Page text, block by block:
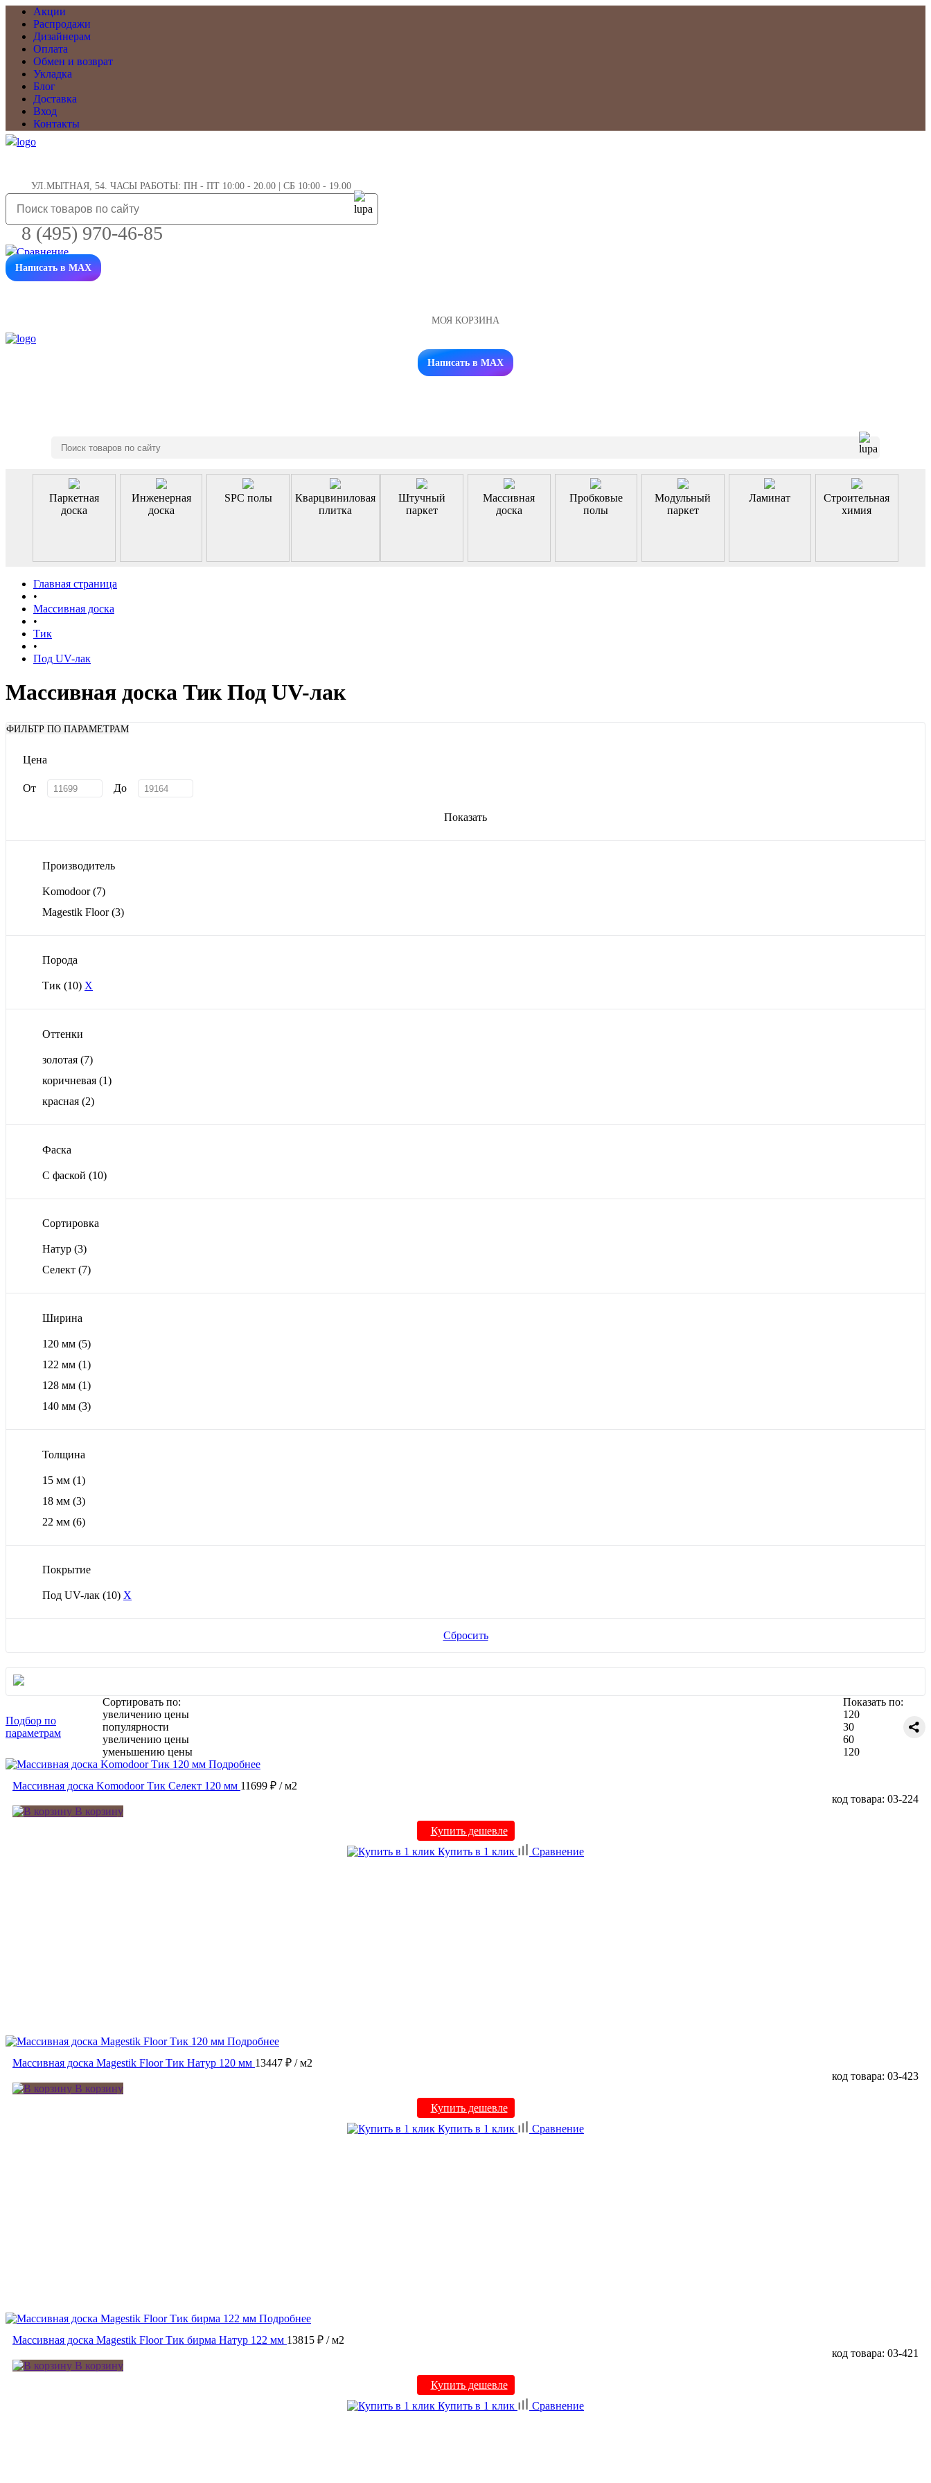
Акции
Распродажи
Дизайнерам
Оплата
Обмен и возврат
Укладка
Блог
Доставка
Вход
Контакты
УЛ.МЫТНАЯ, 54. ЧАСЫ РАБОТЫ: ПН - ПТ 10:00 - 20.00 | СБ 10:00 - 19.00
8 (495) 970-46-85
Написать в MAX
МОЯ КОРЗИНА
Заказать звонок
Написать в MAX
Паркетная
доска
Инженерная
доска
SPC полы
Кварцвиниловая
плитка
Штучный
паркет
Массивная
доска
Пробковые
полы
Модульный
паркет
Ламинат
Строительная
химия
Главная страница
•
Массивная доска
•
Тик
•
Под UV-лак
Массивная доска Тик Под UV-лак
ФИЛЬТР ПО ПАРАМЕТРАМ
Цена
От До
Показать
Производитель
Komodoor(7)
Magestik Floor(3)
Порода
Тик (10) X
Оттенки
золотая (7)
коричневая (1)
красная (2)
Фаска
С фаской (10)
Сортировка
Натур (3)
Селект (7)
Ширина
120 мм (5)
122 мм (1)
128 мм (1)
140 мм (3)
Толщина
15 мм (1)
18 мм (3)
22 мм (6)
Покрытие
Под UV-лак (10) X
Сбросить
Подбор по
параметрам
Сортировать по:
увеличению цены
популярности
увеличению цены
уменьшению цены
Показать по:
120
30
60
120
Подробнее
Массивная доска Komodoor Тик Селект 120 мм 11699 ₽ / м2
код товара: 03-224
В корзину
Купить дешевле
Купить в 1 клик
Сравнение
Подробнее
Массивная доска Magestik Floor Тик Натур 120 мм 13447 ₽ / м2
код товара: 03-423
В корзину
Купить дешевле
Купить в 1 клик
Сравнение
Подробнее
Массивная доска Magestik Floor Тик бирма Натур 122 мм 13815 ₽ / м2
код товара: 03-421
В корзину
Купить дешевле
Купить в 1 клик
Сравнение